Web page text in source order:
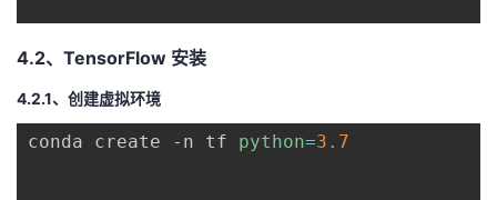
4.2、TensorFlow 安装
4.2.1、创建虚拟环境
conda create -n tf python=3.7